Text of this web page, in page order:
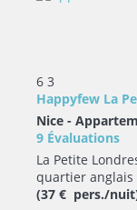
6 3
Happyfew La
Nice -
9 Évaluations
La Petite
quartier anglais
(37 € pers./